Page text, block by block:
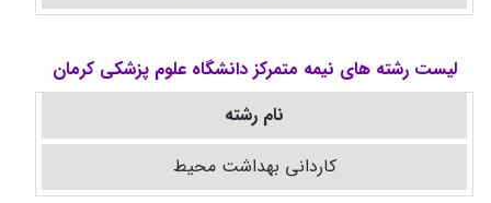
لیست رشته های نیمه متمرکز دانشگاه علوم پزشکی کرمان
نام رشته
کاردانی بهداشت محیط